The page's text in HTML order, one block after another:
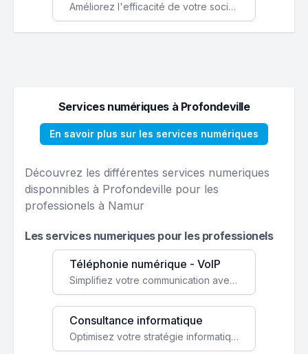
Améliorez l'efficacité de votre société avec une application web personnalisée accessible partout et tout le temps.
Services numériques à Profondeville
En savoir plus sur les services numériques
Découvrez les différentes services numeriques
disponnibles à Profondeville pour les
professionels à Namur
Les services numeriques pour les professionels
Téléphonie numérique - VoIP
Simplifiez votre communication avec une solution VoIP flexible, économique et adaptée à vos besoins professionnels.
Consultance informatique
Optimisez votre stratégie informatique avec l'expertise de nos consultants pour améliorer votre efficacité et sécurité.